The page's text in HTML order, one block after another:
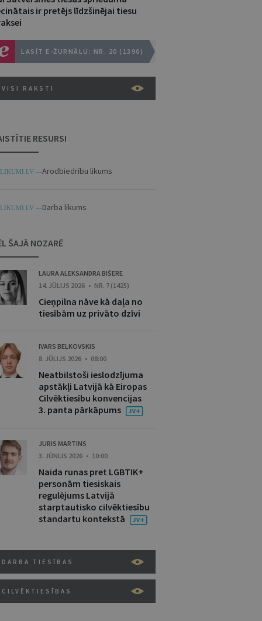
ir pretējs līdzšinējai tiesu
LASĪT E-ŽURNĀLU: NR. 20 (1390)
VISI RAKSTI
RESURSI
—Arodbiedrību likums
—Darba likums
ŠAJĀ NOZARĒ
LAURA ALEKSANDRA BIŠERE
14. JŪLIJS 2026 • NR. 7 (1425)
Cieņpilna nāve kā daļa no
tiesībām uz privāto dzīvi
IVARS BELKOVSKIS
8. JŪLIJS 2026 • 08:00
Neatbilstoši ieslodzījuma
apstākļi Latvijā kā Eiropas
Cilvēktiesību konvencijas
3. panta pārkāpums
JURIS MARTINS
3. JŪNIJS 2026 • 10:00
Naida runas pret LGBTIK+
personām tiesiskais
regulējums Latvijā
starptautisko cilvēktiesību
standartu kontekstā
DARBA TIESĪBAS
CILVĒKTIESĪBAS